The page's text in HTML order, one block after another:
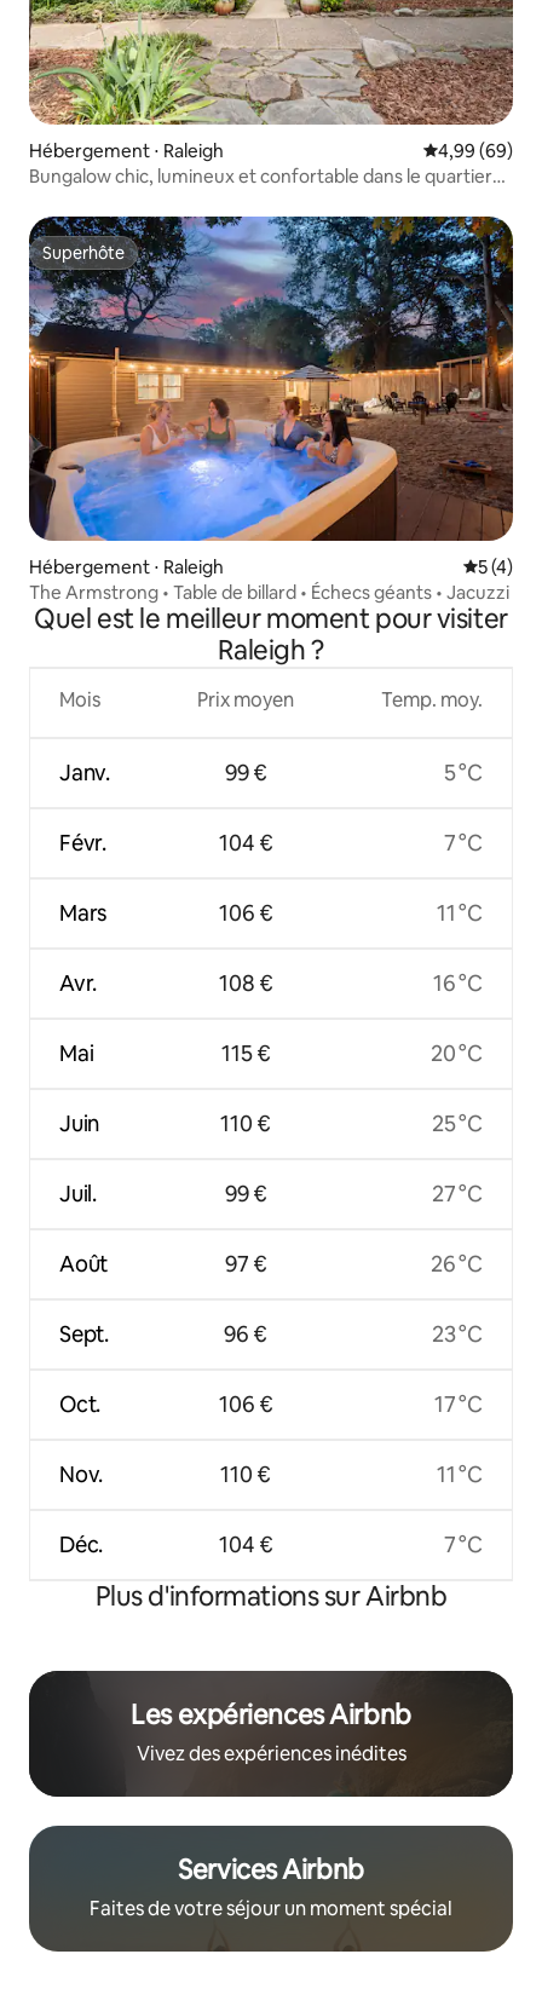
Hébergement ⋅ Raleigh Évaluation
4,99 (69)
Bungalow chic, lumineux et confortable dans le quartier
Superhôte
Superhôte
Hébergement ⋅ Raleigh
5 (4)
The Armstrong • Table de billard • Échecs géants • Jacuzzi
Quel est le meilleur moment pour visiter
Raleigh ?
Mois
Janv.
Févr.
Mars
Avr.
Mai
Juin
Juil.
Août
Sept.
Oct.
Nov.
Déc.
Prix moyen
99 €
104 €
106 €
108 €
115 €
110 €
99 €
97 €
96 €
106 €
110 €
104 €
Temp. moy.
5 °C
7 °C
11 °C
16 °C
20 °C
25 °C
27 °C
26 °C
23 °C
17 °C
11 °C
7 °C
Plus d'informations sur Airbnb
Les expériences Airbnb
Vivez des expériences inédites
Services Airbnb
Faites de votre séjour un moment spécial